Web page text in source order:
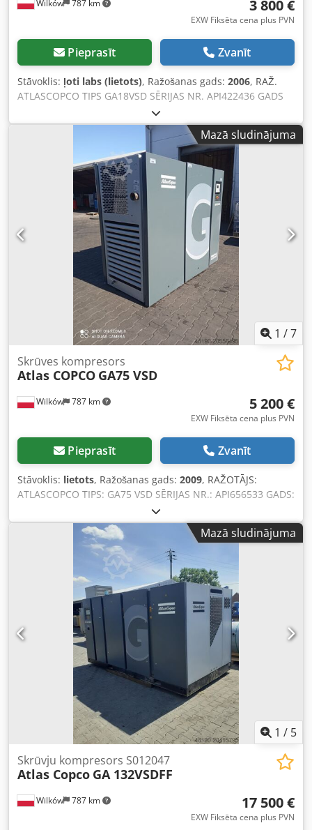
Wilków 787 km 3 800 €
EXW Fiksēta cena plus PVN
Pieprasīt Zvanīt
Stāvoklis: ļoti labs (lietots), Ražošanas gads: 2006, RAŽ.
ATLASCOPCO TIPS GA18VSD SĒRIJAS NR. API422436 GADS
2006 JAUDA (kW) 18,5 Crsdpsyk Tk Asfx Amusf RAŽĪBA
(m3/min) 3,35 SPIEDIENS (bar) 13
Mazā sludinājuma
1 /7
Wilków 787 km
Skrūves kompresors
Atlas COPCO GA75 VSD
5 200 €
EXW Fiksēta cena plus PVN
Pieprasīt Zvanīt
Stāvoklis: lietots, Ražošanas gads: 2009, RAŽOTĀJS:
ATLASCOPCO TIPS: GA75 VSD SĒRIJAS NR.: API656533 GADS:
2009 JAUDA (kW): 75 RAŽĪBA (m3/min): 14,68 Crodpfx
Amsxxm Atjusf SPIEDIENS (bar): 13
Mazā sludinājuma
1 / 5
Wilków 787 km
Skrūvju kompresors S012047
Atlas Copco GA 132VSDFF
17 500 €
EXW Fiksēta cena plus PVN